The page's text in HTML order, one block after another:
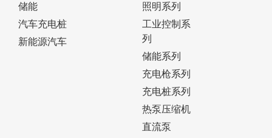
储能
汽车充电桩
新能源汽车
照明系列
工业控制系
列
储能系列
充电枪系列
充电桩系列
热泵压缩机
直流泵